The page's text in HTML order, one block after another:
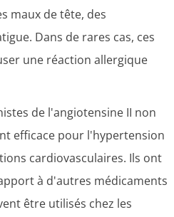
maux de tête, des
Dans de rares cas, ces
une réaction allergique
de l'angiotensine II non
efficace pour l'hypertension
cardiovasculaires. Ils ont
à d'autres médicaments
être utilisés chez les